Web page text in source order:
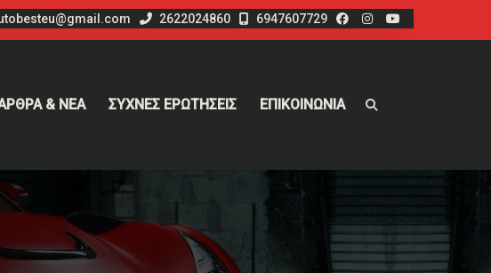
2622024860 6947607729
& ΝΕΑ ΣΥΧΝΕΣ ΕΡΩΤΗΣΕΙΣ ΕΠΙΚΟΙΝΩΝΙΑ